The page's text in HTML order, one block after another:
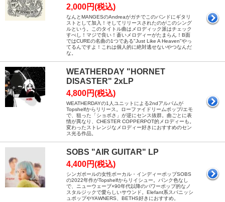
2,000円(税込)
なんとMANGESのAndreaがガチでこのバンドにギタリ
ストとして加入！そしてリリースされたのがこのシング
ルという。このタイトル曲はメロディック派はチェック
すべし！マジで良い！蒼いメロディーがたまらん！B面
ではCUREの名曲の1つである"Just Like A Heaven"やっ
てるんですよ！これは個人的に絶対逃せないやつなんだ
な。
WEATHERDAY "HORNET
DISASTER" 2xLP
4,800円(税込)
WEATHERDAYの1人ユニットによる2ndアルバムが
Topshelfからリリース。ローファイドリームポップ/エモ
で、狙った「ショボさ」が逆にセンス抜群。曲ごとに表
情が異なり、CHESTER COPPERPOT的メロディーも。
変わったストレンジなメロディー好きにおすすめのセン
ス光る作品。
SOBS "AIR GUITAR" LP
4,400円(税込)
シンガポールの女性ボーカル・インディーポップSOBS
の2022年作がTopshelfからリイシュー。パンク色なし
で、ニューウェーブ×90年代以降のパワーポップ的なノ
スタルジックで愛らしいサウンド。Elefant系スパニッシ
ュポップやYAWNERS、BETHS好きにおすすめ。